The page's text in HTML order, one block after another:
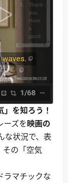
を知ろう！
ーズを映画の
な状況で、表
その「空気
ラマチックな